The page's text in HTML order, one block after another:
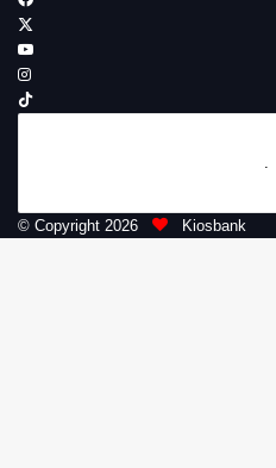
.
© Copyright 2026 Kiosbank